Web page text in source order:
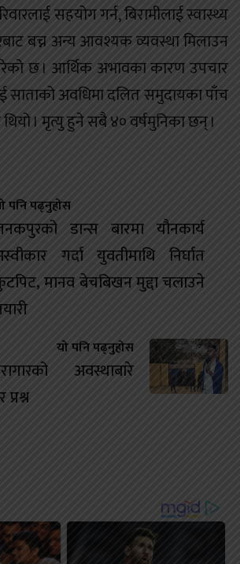
सहयोग गर्न, बिरामीलाई स्वास्थ्य
बच्न अन्य आवश्यक व्यवस्था मिलाउन
छ । आर्थिक अभावका कारण उपचार
साताको अवधिमा दलित समुदायका पाँच
। मृत्यु हुने सबै ४० वर्षमुनिका छन् ।
पनि पढ्नुहोस
डान्स बारमा यौनकार्य
गर्दा युवतीमाथि निर्घात
मानव बेचबिखन मुद्दा चलाउने
यो पनि पढ्नुहोस
अवस्थाबारे